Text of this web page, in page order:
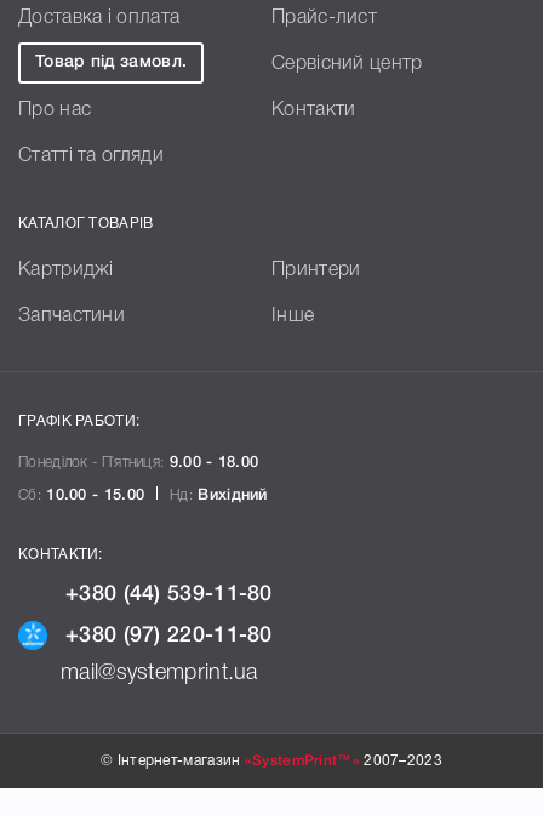
Доставка і оплата Прайс-лист
Товар під замовл. Сервісний центр
Про нас Контакти
Статті та огляди
КАТАЛОГ ТОВАРІВ
Картриджі Принтери
Запчастини Інше
ГРАФІК РАБОТИ:
Понеділок - П`ятниця: 9.00 - 18.00
Сб: 10.00 - 15.00 Нд: Вихідний
КОНТАКТИ:
+380 (44) 539-11-80
+380 (97) 220-11-80
mail@systemprint.ua
© Інтернет-магазин «SystemPrint™» 2007–2023